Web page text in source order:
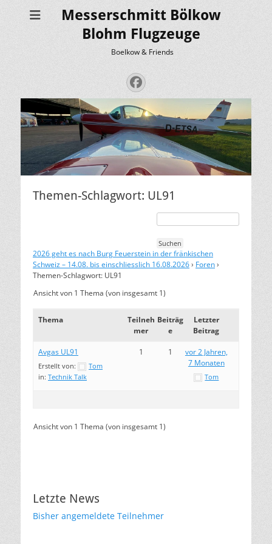
Messerschmitt Bölkow
Blohm Flugzeuge
Boelkow & Friends
Facebook
Themen-Schlagwort: UL91
2026 geht es nach Burg Feuerstein in der fränkischen
Schweiz – 14.08. bis einschliesslich 16.08.2026› Foren›
Themen-Schlagwort: UL91
Ansicht von 1 Thema (von insgesamt 1)
Thema
Teilneh
mer
Beiträg
e
Letzter
Beitrag
Avgas UL91
Erstellt von:
Tom
in: Technik Talk
1 1
vor 2 Jahren,
7 Monaten
Tom
Ansicht von 1 Thema (von insgesamt 1)
Letzte News
Bisher angemeldete Teilnehmer